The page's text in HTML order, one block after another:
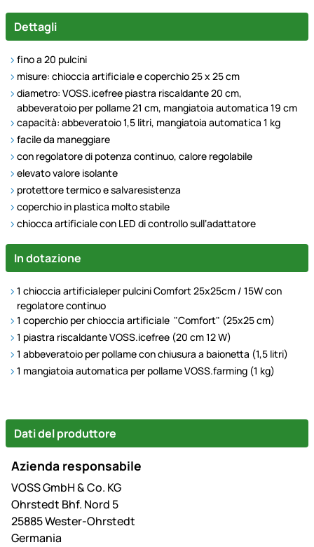
Dettagli
fino a 20 pulcini
misure: chioccia artificiale e coperchio 25 x 25 cm
diametro: VOSS.icefree piastra riscaldante 20 cm,
abbeveratoio per pollame 21 cm, mangiatoia automatica 19 cm
capacità: abbeveratoio 1,5 litri, mangiatoia automatica 1 kg
facile da maneggiare
con regolatore di potenza continuo, calore regolabile
elevato valore isolante
protettore termico e salvaresistenza
coperchio in plastica molto stabile
chiocca artificiale con LED di controllo sull‘adattatore
In dotazione
1 chioccia artificialeper pulcini Comfort 25x25cm / 15W con
regolatore continuo
1 coperchio per chioccia artificiale "Comfort" (25x25 cm)
1 piastra riscaldante VOSS.icefree (20 cm 12 W)
1 abbeveratoio per pollame con chiusura a baionetta (1,5 litri)
1 mangiatoia automatica per pollame VOSS.farming (1 kg)
Dati del produttore
Azienda responsabile
VOSS GmbH & Co. KG
Ohrstedt Bhf. Nord 5
25885 Wester-Ohrstedt
Germania